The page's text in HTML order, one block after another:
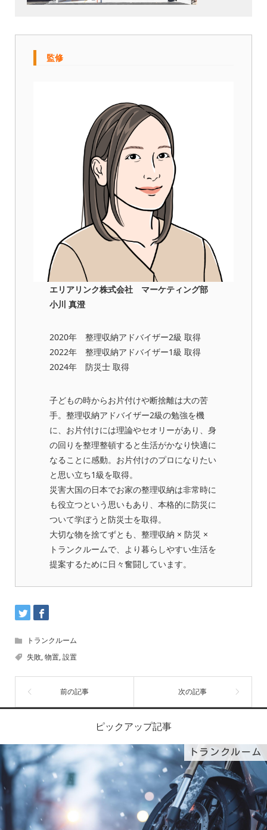
監修
エリアリンク株式会社 マーケティング部
小川 真澄
2020年 整理収納アドバイザー2級 取得
2022年 整理収納アドバイザー1級 取得
2024年 防災士 取得
子どもの時からお片付けや断捨離は大の苦
手。整理収納アドバイザー2級の勉強を機
に、お片付けには理論やセオリーがあり、身
の回りを整理整頓すると生活がかなり快適に
なることに感動。お片付けのプロになりたい
と思い立ち1級を取得。
災害大国の日本でお家の整理収納は非常時に
も役立つという思いもあり、本格的に防災に
ついて学ぼうと防災士を取得。
大切な物を捨てずとも、整理収納 × 防災 ×
トランクルームで、より暮らしやすい生活を
提案するために日々奮闘しています。
トランクルーム
失敗,物置,設置
ピックアップ記事
トランクルーム